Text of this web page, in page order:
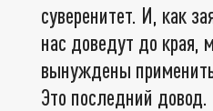
суверенитет. И, как
нас доведут до края,
вынуждены
Это последний довод.